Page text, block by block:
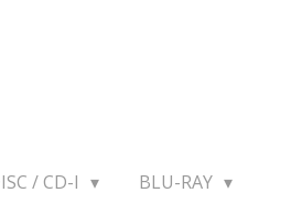
/ CD-I
BLU-RAY